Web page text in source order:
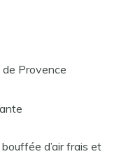
de Provence
d’air frais et